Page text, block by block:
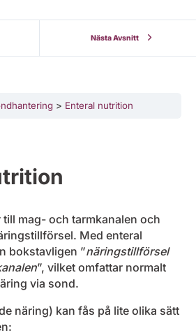
Nästa Avsnitt
Enteral nutrition
till mag- och tarmkanalen och
Med enteral
bokstavligen ”näringstillförsel
”, vilket omfattar normalt
via sond.
näring) kan fås på lite olika sätt